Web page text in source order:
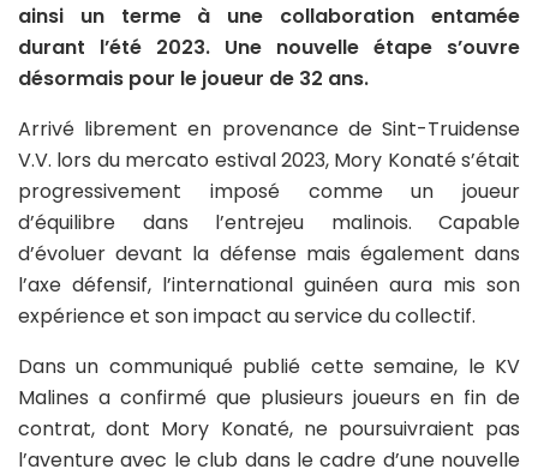
ainsi un terme à une collaboration entamée
durant l’été 2023. Une nouvelle étape s’ouvre
désormais pour le joueur de 32 ans.
Arrivé librement en provenance de Sint-Truidense
V.V. lors du mercato estival 2023, Mory Konaté s’était
progressivement imposé comme un joueur
d’équilibre dans l’entrejeu malinois. Capable
d’évoluer devant la défense mais également dans
l’axe défensif, l’international guinéen aura mis son
expérience et son impact au service du collectif.
Dans un communiqué publié cette semaine, le KV
Malines a confirmé que plusieurs joueurs en fin de
contrat, dont Mory Konaté, ne poursuivraient pas
l’aventure avec le club dans le cadre d’une nouvelle